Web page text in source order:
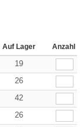
Auf Lager Anzahl
19
26
42
26